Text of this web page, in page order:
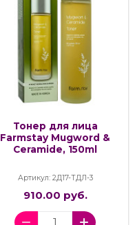
Тонер для лица
Farmstay Mugword &
Ceramide, 150ml
Артикул: 2Д17-ТДЛ-3
910.00 руб.